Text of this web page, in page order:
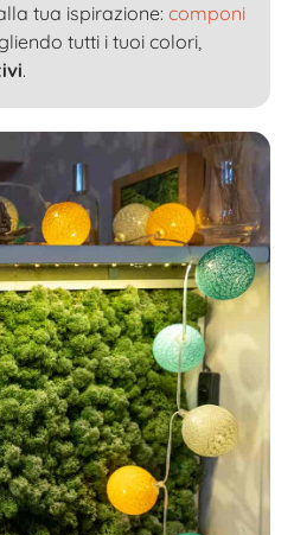
tua ispirazione: componi
tutti i tuoi colori,
.